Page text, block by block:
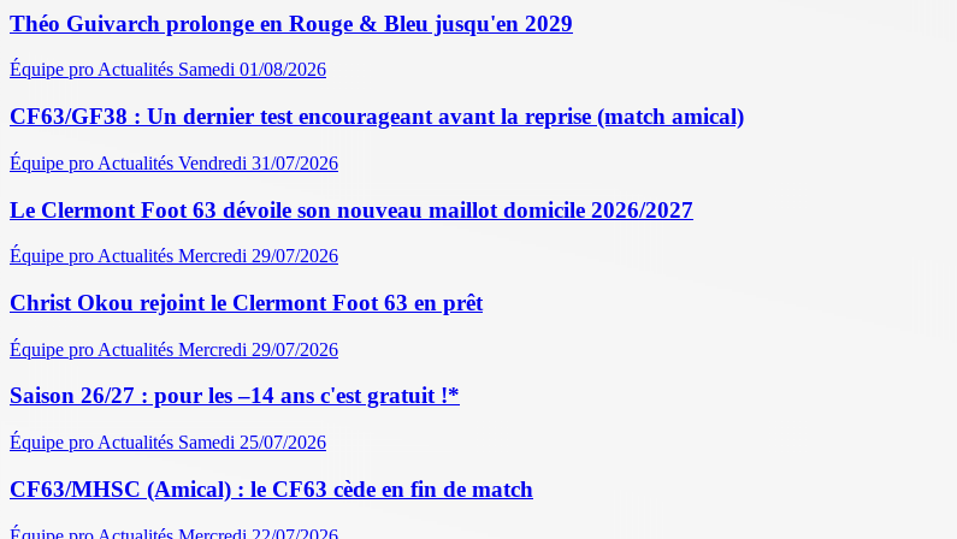
Théo Guivarch prolonge en Rouge & Bleu jusqu'en 2029
Équipe proActualités Samedi 01/08/2026
CF63/GF38 : Un dernier test encourageant avant la reprise (match amical)
Équipe pro Actualités Vendredi 31/07/2026
Le Clermont Foot 63 dévoile son nouveau maillot domicile 2026/2027
Équipe pro Actualités Mercredi 29/07/2026
Christ Okou rejoint le Clermont Foot 63 en prêt
Équipe pro Actualités Mercredi 29/07/2026
Saison 26/27 : pour les –14 ans c'est gratuit !*
Équipe pro Actualités Samedi 25/07/2026
CF63/MHSC (Amical) : le CF63 cède en fin de match